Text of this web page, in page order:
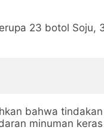
23 botol Soju,
bahwa
minuman